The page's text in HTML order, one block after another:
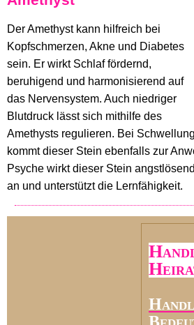
Der Amethyst kann hilfreich bei
Kopfschmerzen, Akne und Diabetes
sein. Er wirkt Schlaf fördernd,
beruhigend und harmonisierend auf
das Nervensystem. Auch niedriger
Blutdruck lässt sich mithilfe des
Amethysts regulieren. Bei
kommt dieser Stein ebenfalls zur
Psyche wirkt dieser Stein
an und unterstützt die Lernfähigkeit.